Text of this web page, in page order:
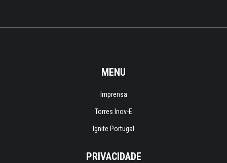
MENU
Imprensa
Torres Inov-E
Ignite Portugal
PRIVACIDADE